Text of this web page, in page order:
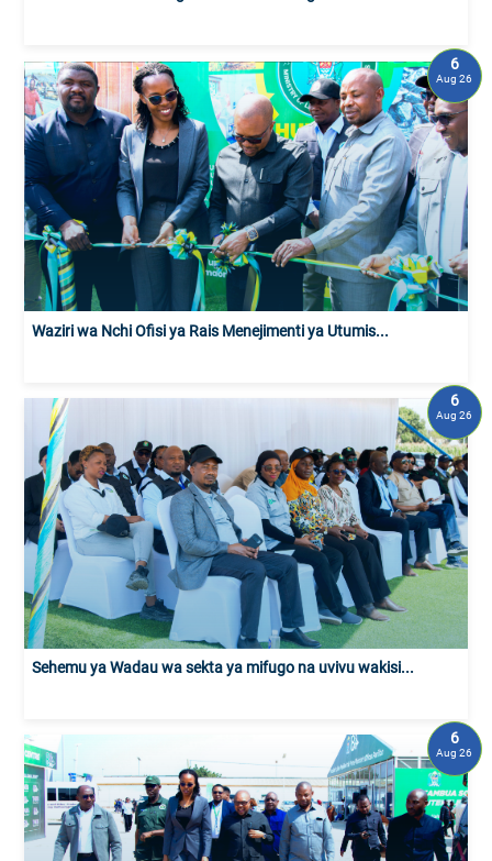
Waziri wa Nchi Ofisi ya Rais Menejimenti ya Utumis...
6
Aug 26
Sehemu ya Wadau wa sekta ya mifugo na uvivu wakisi...
6
Aug 26
6
Aug 26